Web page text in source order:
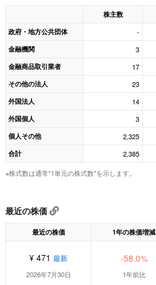
株主数
政府・地方公共団体
-
金融機関 3
金融商品取引業者 17
その他の法人 23
外国法人 14
外国個人 3
個人その他 2,325
合計 2,385
※株式数は通常"1単元の株式数"を示します。
最近の株価
最近の株価 1年の株価増減
¥ 471 最新
2026年7月30日
-58.0%
1年前比